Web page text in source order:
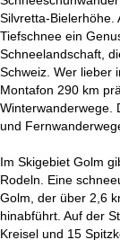
Silvretta-Bielerhöhe.
Tiefschnee ein
Schneelandschaft,
Schweiz. Wer lieber
Montafon 290 km
Winterwanderwege.
und
Im Skigebiet Golm
Rodeln. Eine
Golm, der über 2,6
hinabführt. Auf der
Kreisel und 15